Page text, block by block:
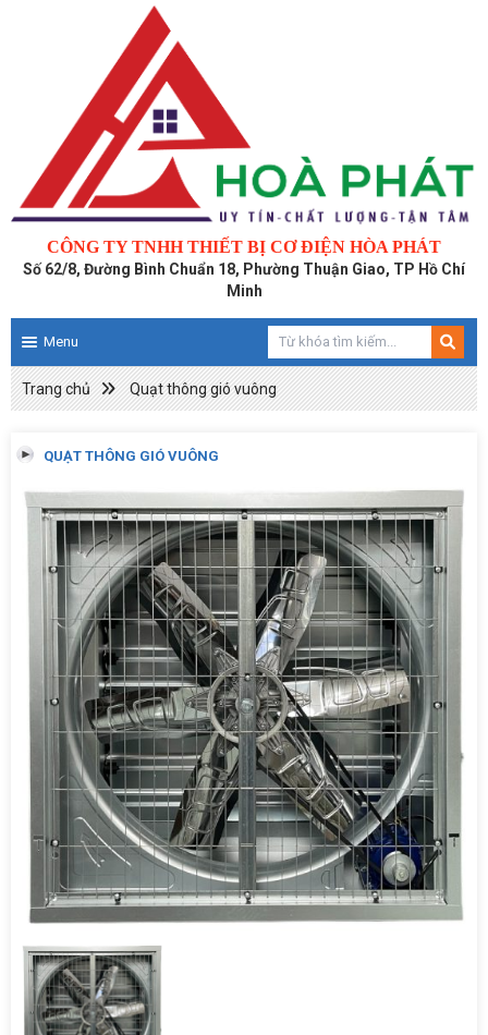
CÔNG TY TNHH THIẾT BỊ CƠ ĐIỆN HÒA PHÁT
Số 62/8, Đường Bình Chuẩn 18, Phường Thuận Giao, TP Hồ Chí
Minh
Menu
Trang chủ Quạt thông gió vuông
QUẠT THÔNG GIÓ VUÔNG